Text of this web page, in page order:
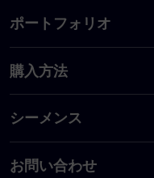
ポートフォリオ
購入方法
シーメンス
お問い合わせ